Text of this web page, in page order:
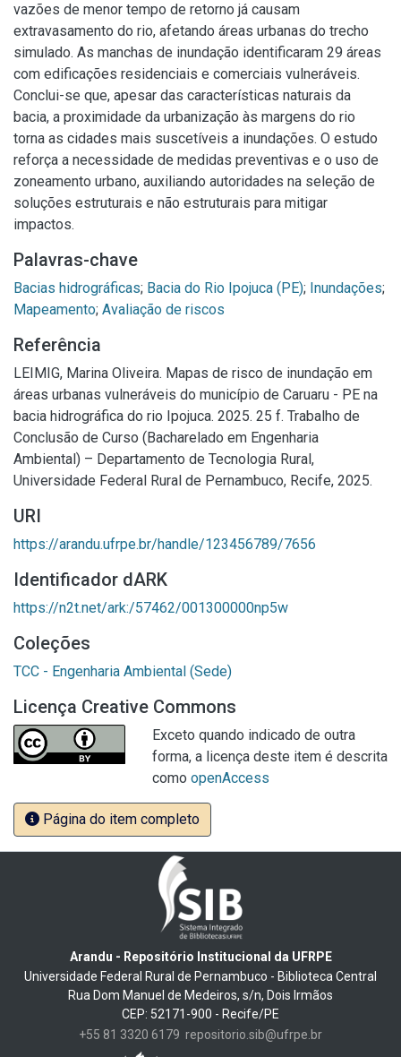
vazões de menor tempo de retorno já causam
extravasamento do rio, afetando áreas urbanas do trecho
simulado. As manchas de inundação identificaram 29 áreas
com edificações residenciais e comerciais vulneráveis.
Conclui-se que, apesar das características naturais da
bacia, a proximidade da urbanização às margens do rio
torna as cidades mais suscetíveis a inundações. O estudo
reforça a necessidade de medidas preventivas e o uso de
zoneamento urbano, auxiliando autoridades na seleção de
soluções estruturais e não estruturais para mitigar
impactos.
Palavras-chave
Bacias hidrográficas; Bacia do Rio Ipojuca (PE); Inundações;
Mapeamento; Avaliação de riscos
Referência
LEIMIG, Marina Oliveira. Mapas de risco de inundação em
áreas urbanas vulneráveis do município de Caruaru - PE na
bacia hidrográfica do rio Ipojuca. 2025. 25 f. Trabalho de
Conclusão de Curso (Bacharelado em Engenharia
Ambiental) – Departamento de Tecnologia Rural,
Universidade Federal Rural de Pernambuco, Recife, 2025.
URI
https://arandu.ufrpe.br/handle/123456789/7656
Identificador dARK
https://n2t.net/ark:/57462/001300000np5w
Coleções
TCC - Engenharia Ambiental (Sede)
Licença Creative Commons
Exceto quando indicado de outra
forma, a licença deste item é descrita
como openAccess
Página do item completo
Arandu - Repositório Institucional da UFRPE
Universidade Federal Rural de Pernambuco - Biblioteca Central
Rua Dom Manuel de Medeiros, s/n, Dois Irmãos
CEP: 52171-900 - Recife/PE
+55 81 3320 6179 repositorio.sib@ufrpe.br